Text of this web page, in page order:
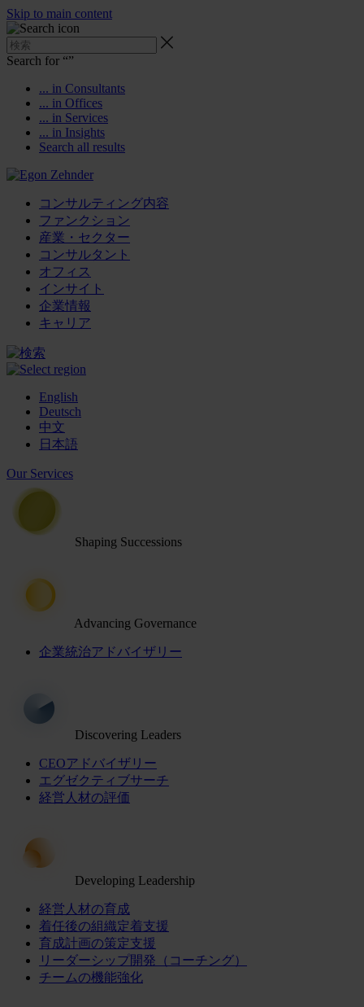
Skip to main content
Search for “”
... in Consultants
... in Offices
... in Services
... in Insights
Search all results
コンサルティング内容
ファンクション
産業・セクター
コンサルタント
オフィス
インサイト
企業情報
キャリア
English
Deutsch
中文
日本語
Our Services
Shaping Successions
Advancing Governance
企業統治アドバイザリー
Discovering Leaders
CEOアドバイザリー
エグゼクティブサーチ
経営人材の評価
Developing Leadership
経営人材の育成
着任後の組織定着支援
育成計画の策定支援
リーダーシップ開発（コーチング）
チームの機能強化